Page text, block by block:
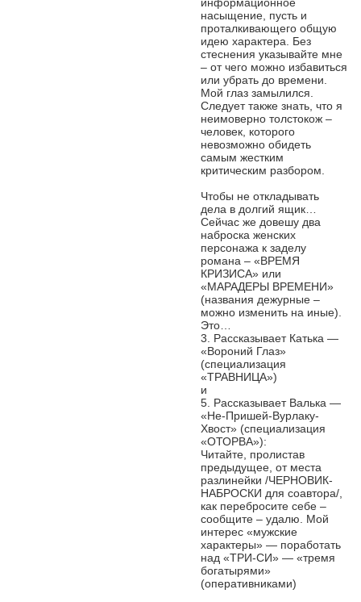
насыщение, пусть и
проталкивающего общую
идею характера. Без
стеснения указывайте мне
– от чего можно избавиться
или убрать до времени.
Мой глаз замылился.
Следует также знать, что я
неимоверно толстокож –
человек, которого
невозможно обидеть
самым жестким
критическим разбором.
Чтобы не откладывать
дела в долгий ящик…
Сейчас же довешу два
наброска женских
персонажа к заделу
романа – «ВРЕМЯ
КРИЗИСА» или
«МАРАДЕРЫ ВРЕМЕНИ»
(названия дежурные –
можно изменить на иные).
Это…
3. Рассказывает Катька —
«Вороний Глаз»
(специализация
«ТРАВНИЦА»)
и
5. Рассказывает Валька —
«Не-Пришей-Вурлаку-
Хвост» (специализация
«ОТОРВА»):
Читайте, пролистав
предыдущее, от места
разлинейки /ЧЕРНОВИК-
НАБРОСКИ для соавтора/,
как перебросите себе –
сообщите – удалю. Мой
интерес «мужские
характеры» — поработать
над «ТРИ-СИ» — «тремя
богатырями»
(оперативниками)